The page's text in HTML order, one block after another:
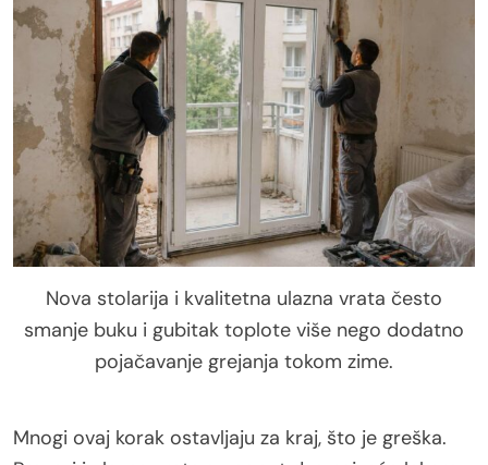
Nova stolarija i kvalitetna ulazna vrata često
smanje buku i gubitak toplote više nego dodatno
pojačavanje grejanja tokom zime.
Mnogi ovaj korak ostavljaju za kraj, što je greška.